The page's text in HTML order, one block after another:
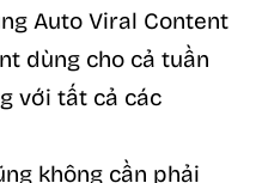
Auto Viral Content
dùng cho cả tuần
với tất cả các
không cần phải